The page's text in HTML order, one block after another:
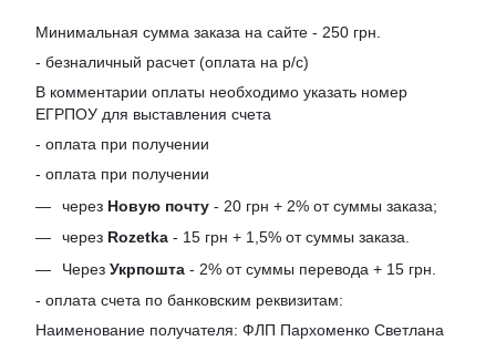
Минимальная сумма заказа на сайте - 250 грн.
- безналичный расчет (оплата на р/с)
В комментарии оплаты необходимо указать номер
ЕГРПОУ для выставления счета
- оплата при получении
- оплата при получении
через Новую почту - 20 грн + 2% от суммы заказа;
через Rozetka - 15 грн + 1,5% от суммы заказа.
Через Укрпошта - 2% от суммы перевода + 15 грн.
- оплата счета по банковским реквизитам:
Наименование получателя: ФЛП Пархоменко Светлана